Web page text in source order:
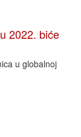
2022. biće
u globalnoj